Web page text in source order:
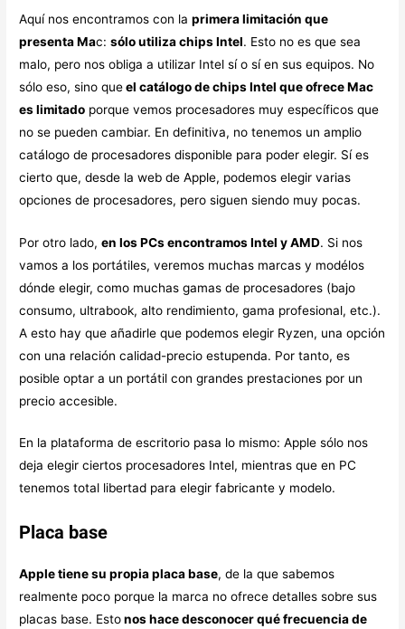
Aquí nos encontramos con laprimera limitación que
presenta Mac:sólo utiliza chips Intel. Esto no es que sea
malo, pero nos obliga a utilizar Intel sí o sí en sus equipos. No
sólo eso, sino queel catálogo de chips Intel que ofrece Mac
es limitado porque vemos procesadores muy específicos que
no se pueden cambiar. En definitiva, no tenemos un amplio
catálogo de procesadores disponible para poder elegir. Sí es
cierto que, desde la web de Apple, podemos elegir varias
opciones de procesadores, pero siguen siendo muy pocas.
Por otro lado,en los PCs encontramos Intel y AMD. Si nos
vamos a los portátiles, veremos muchas marcas y modélos
dónde elegir, como muchas gamas de procesadores (bajo
consumo, ultrabook, alto rendimiento, gama profesional, etc.).
A esto hay que añadirle que podemos elegir Ryzen, una opción
con una relación calidad-precio estupenda. Por tanto, es
posible optar a un portátil con grandes prestaciones por un
precio accesible.
En la plataforma de escritorio pasa lo mismo: Apple sólo nos
deja elegir ciertos procesadores Intel, mientras que en PC
tenemos total libertad para elegir fabricante y modelo.
Placa base
Apple tiene su propia placa base, de la que sabemos
realmente poco porque la marca no ofrece detalles sobre sus
placas base. Estonos hace desconocer qué frecuencia de